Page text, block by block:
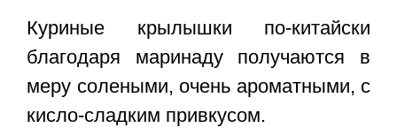
Куриные крылышки по-китайски
благодаря маринаду получаются в
меру солеными, очень ароматными, с
кисло-сладким привкусом.